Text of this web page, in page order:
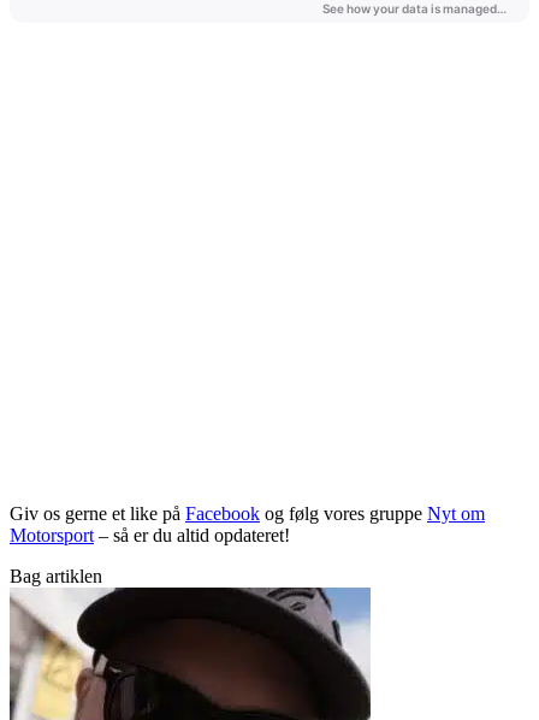
Giv os gerne et like på Facebook og følg vores gruppe Nyt om
Motorsport – så er du altid opdateret!
Bag artiklen